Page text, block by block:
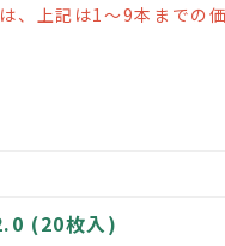
、上記は1～9本までの
(20枚入)